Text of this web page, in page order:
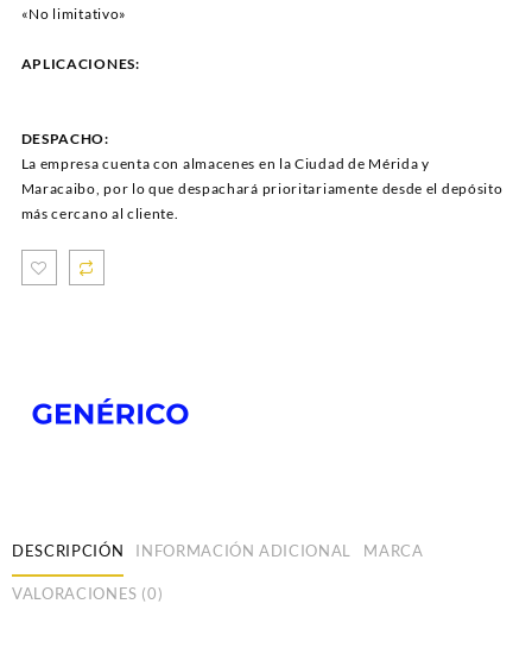
«No limitativo»
APLICACIONES:
DESPACHO:
La empresa cuenta con almacenes en la Ciudad de Mérida y
Maracaibo, por lo que despachará prioritariamente desde el depósito
más cercano al cliente.
DESCRIPCIÓN INFORMACIÓN ADICIONAL MARCA
VALORACIONES (0)